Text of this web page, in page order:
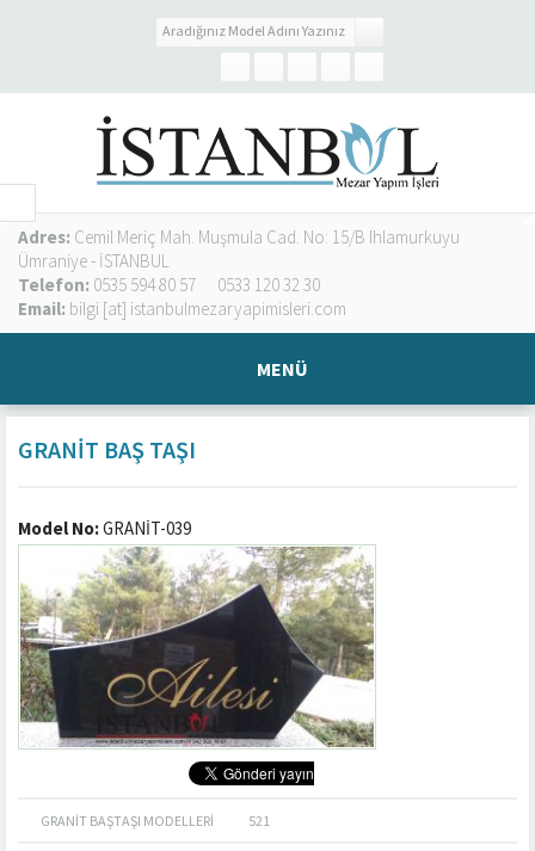
Adres: Cemil Meriç Mah. Muşmula Cad. No: 15/B Ihlamurkuyu
Ümraniye - İSTANBUL
Telefon: 0535 594 80 57
0533 120 32 30
Email: bilgi [at] istanbulmezaryapimisleri.com
MENÜ
GRANIT BAŞ TAŞI
Model No:GRANİT-039
GRANIT BAŞTAŞI MODELLERI 521